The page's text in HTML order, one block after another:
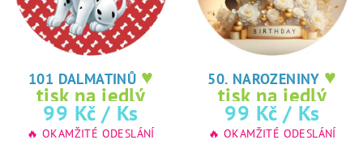
101 DALMATINŮ ♥
tisk na jedlý
papír
99 Kč / Ks
🔥 OKAMŽITÉ ODESLÁNÍ
50. NAROZENINY ♥
tisk na jedlý
papír
99 Kč / Ks
🔥 OKAMŽITÉ ODESLÁNÍ